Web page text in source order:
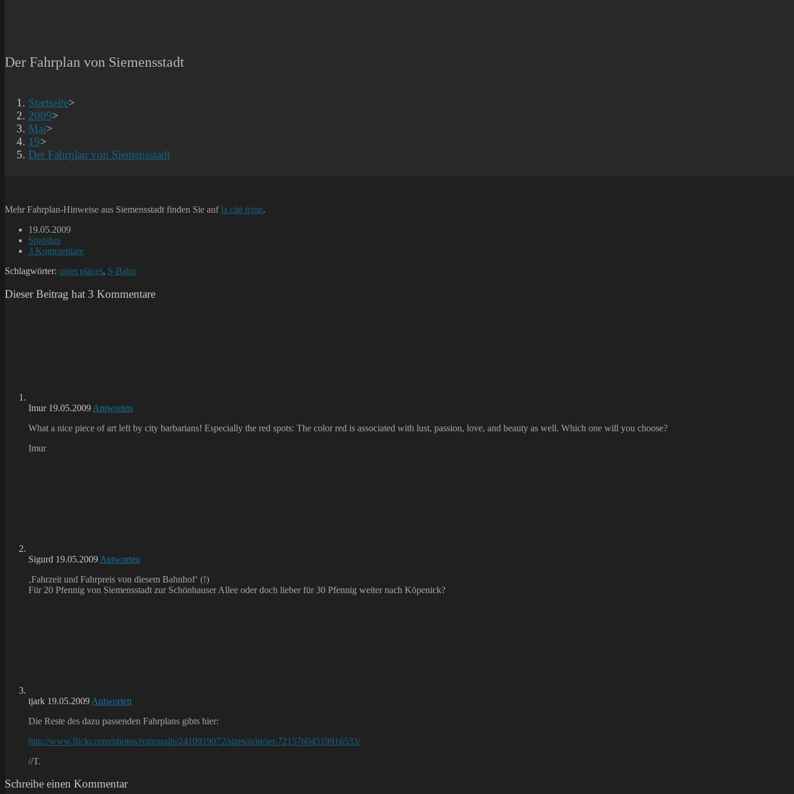
Der Fahrplan von Siemensstadt
Startseite>
2009>
Mai>
19>
Der Fahrplan von Siemensstadt
Mehr Fahrplan-Hinweise aus Siemensstadt finden Sie aufla cité triste.
Beitrag
veröffentlicht:
19.05.2009
Beitrags-
Kategorie:
Spandau
Beitrags-
3 Kommentare
Schlagwörter: quiet places, S-Bahn
Dieser Beitrag hat 3 Kommentare
Imur 19.05.2009 Antworten
What a nice piece of art left by city barbarians! Especially the red spots: The color red is associated with lust, passion, love, and beauty as well. Which one will you choose?
Imur
Sigurd 19.05.2009 Antworten
‚Fahrzeit und Fahrpreis von diesem Bahnhof‘ (!)
Für 20 Pfennig von Siemensstadt zur Schönhauser Allee oder doch lieber für 30 Pfennig weiter nach Köpenick?
tjark 19.05.2009 Antworten
Die Reste des dazu passenden Fahrplans gibts hier:
http://www.flickr.com/photos/rottenrails/2410919072/sizes/o/in/set-72157604519916533/
//T.
Schreibe einen Kommentar